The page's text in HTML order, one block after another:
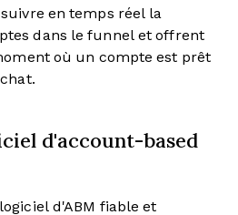
en temps réel la
dans le funnel et offrent
où un compte est prêt
d'account-based
d'ABM fiable et